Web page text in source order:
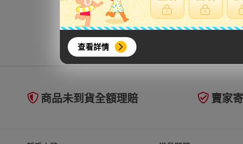
查看詳情
商品未到貨全額理賠 賣家